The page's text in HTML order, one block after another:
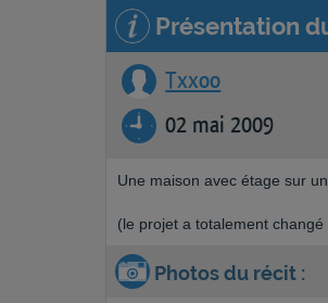
Présentation
Txxoo
02 mai 2009
Une maison avec étage sur
(le projet a totalement
Photos du récit :